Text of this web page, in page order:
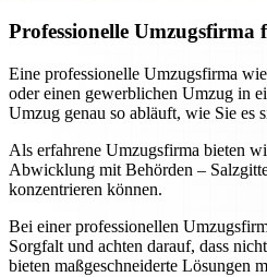
Professionelle
Eine professionelle Umzugsfirma
oder einen gewerblichen Umzug in
Umzug genau so abläuft, wie Sie es
Als erfahrene Umzugsfirma bieten
Abwicklung mit Behörden –
konzentrieren können.
Bei einer professionellen
Sorgfalt und achten darauf, dass
bieten maßgeschneiderte Lösungen